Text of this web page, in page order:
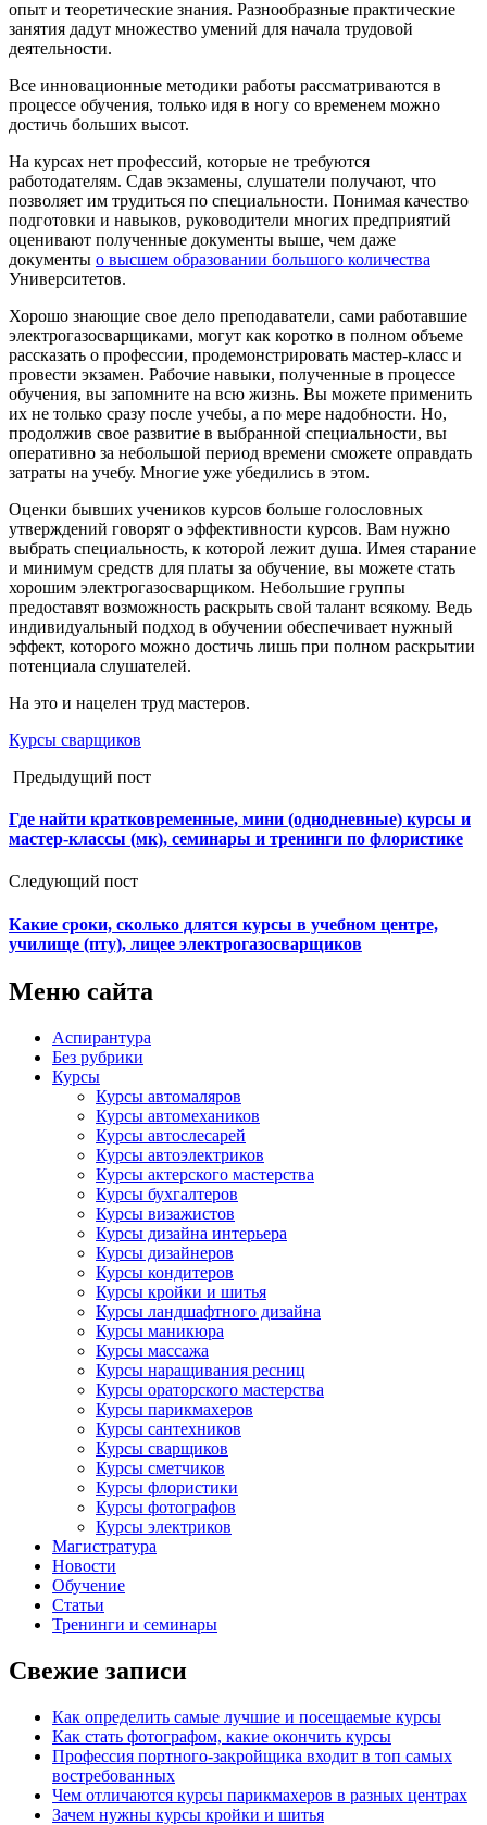
опыт и теоретические знания. Разнообразные практические
занятия дадут множество умений для начала трудовой
деятельности.
Все инновационные методики работы рассматриваются в
процессе обучения, только идя в ногу со временем можно
достичь больших высот.
На курсах нет профессий, которые не требуются
работодателям. Сдав экзамены, слушатели получают, что
позволяет им трудиться по специальности. Понимая качество
подготовки и навыков, руководители многих предприятий
оценивают полученные документы выше, чем даже
документы о высшем образовании большого количества
Университетов.
Хорошо знающие свое дело преподаватели, сами работавшие
электрогазосварщиками, могут как коротко в полном объеме
рассказать о профессии, продемонстрировать мастер-класс и
провести экзамен. Рабочие навыки, полученные в процессе
обучения, вы запомните на всю жизнь. Вы можете применить
их не только сразу после учебы, а по мере надобности. Но,
продолжив свое развитие в выбранной специальности, вы
оперативно за небольшой период времени сможете оправдать
затраты на учебу. Многие уже убедились в этом.
Оценки бывших учеников курсов больше голословных
утверждений говорят о эффективности курсов. Вам нужно
выбрать специальность, к которой лежит душа. Имея старание
и минимум средств для платы за обучение, вы можете стать
хорошим электрогазосварщиком. Небольшие группы
предоставят возможность раскрыть свой талант всякому. Ведь
индивидуальный подход в обучении обеспечивает нужный
эффект, которого можно достичь лишь при полном раскрытии
потенциала слушателей.
На это и нацелен труд мастеров.
Курсы сварщиков
Предыдущий пост
Где найти кратковременные, мини (однодневные) курсы и
мастер-классы (мк), семинары и тренинги по флористике
Следующий пост
Какие сроки, сколько длятся курсы в учебном центре,
училище (пту), лицее электрогазосварщиков
Меню сайта
Аспирантура
Без рубрики
Курсы
Курсы автомаляров
Курсы автомехаников
Курсы автослесарей
Курсы автоэлектриков
Курсы актерского мастерства
Курсы бухгалтеров
Курсы визажистов
Курсы дизайна интерьера
Курсы дизайнеров
Курсы кондитеров
Курсы кройки и шитья
Курсы ландшафтного дизайна
Курсы маникюра
Курсы массажа
Курсы наращивания ресниц
Курсы ораторского мастерства
Курсы парикмахеров
Курсы сантехников
Курсы сварщиков
Курсы сметчиков
Курсы флористики
Курсы фотографов
Курсы электриков
Магистратура
Новости
Обучение
Статьи
Тренинги и семинары
Свежие записи
Как определить самые лучшие и посещаемые курсы
Как стать фотографом, какие окончить курсы
Профессия портного-закройщика входит в топ самых
востребованных
Чем отличаются курсы парикмахеров в разных центрах
Зачем нужны курсы кройки и шитья